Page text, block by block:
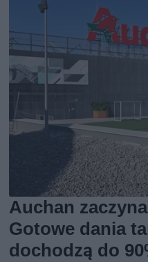
Auchan
Gotowe dania
dochodzą do